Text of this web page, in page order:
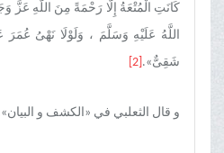
کَانَتِ الْمُتْعَةُ إِلَّا رَحْمَةً مِنَ اللَّهِ
اللَّهُ عَلَیْهِ وَسَلَّمَ ، وَلَوْلَا نَهْیُ عُمَرَ
شَقِیٌّ». [2]
و قال الثعلبي في «الکشف و